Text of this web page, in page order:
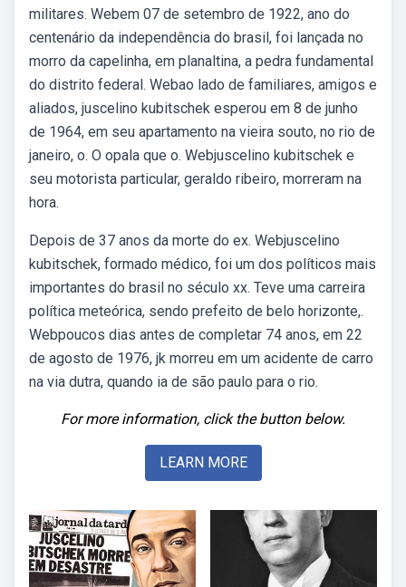
militares. Webem 07 de setembro de 1922, ano do
centenário da independência do brasil, foi lançada no
morro da capelinha, em planaltina, a pedra fundamental
do distrito federal. Webao lado de familiares, amigos e
aliados, juscelino kubitschek esperou em 8 de junho
de 1964, em seu apartamento na vieira souto, no rio de
janeiro, o. O opala que o. Webjuscelino kubitschek e
seu motorista particular, geraldo ribeiro, morreram na
hora.
Depois de 37 anos da morte do ex. Webjuscelino
kubitschek, formado médico, foi um dos políticos mais
importantes do brasil no século xx. Teve uma carreira
política meteórica, sendo prefeito de belo horizonte,.
Webpoucos dias antes de completar 74 anos, em 22
de agosto de 1976, jk morreu em um acidente de carro
na via dutra, quando ia de são paulo para o rio.
For more information, click the button below.
LEARN MORE